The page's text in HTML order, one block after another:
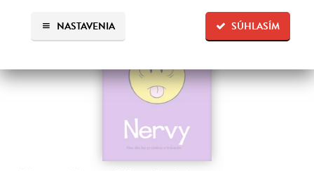
SÚHLASÍM
NASTAVENIA
na sklade